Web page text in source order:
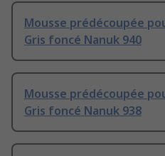
Mousse prédécoupée
Gris foncé Nanuk 940
Mousse prédécoupée
Gris foncé Nanuk 938